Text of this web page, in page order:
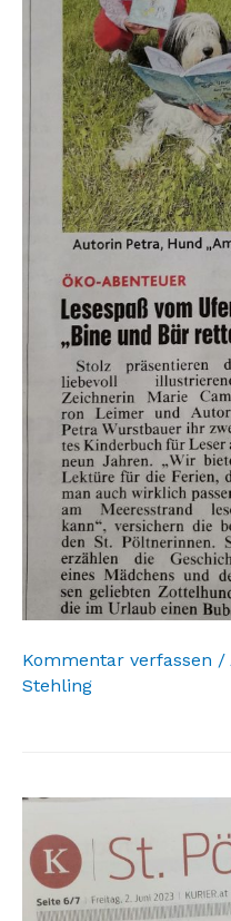
Kommentar verfassen /
Stehling